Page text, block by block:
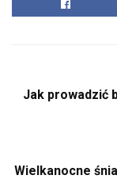
Jak prowadzić
Wielkanocne